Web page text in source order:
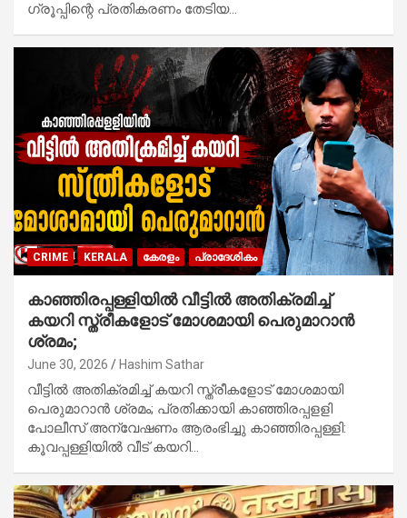
ഗ്രൂപ്പിന്റെ പ്രതികരണം തേടിയ…
CRIME KERALA കേരളം പ്രാദേശികം
കാഞ്ഞിരപ്പള്ളിയിൽ വീട്ടിൽ അതിക്രമിച്ച്
കയറി സ്ത്രീകളോട് മോശമായി പെരുമാറാൻ
ശ്രമം;
June 30, 2026 Hashim Sathar
വീട്ടിൽ അതിക്രമിച്ച് കയറി സ്ത്രീകളോട് മോശമായി
പെരുമാറാൻ ശ്രമം; പ്രതിക്കായി കാഞ്ഞിരപ്പളളി
പോലീസ് അന്വേഷണം ആരംഭിച്ചു കാഞ്ഞിരപ്പള്ളി:
കൂവപ്പള്ളിയിൽ വീട് കയറി…